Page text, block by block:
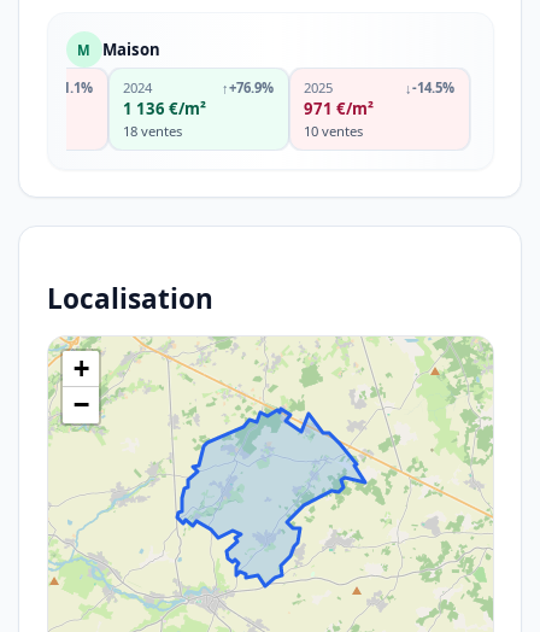
M Maison
-51.1% 2024 ↑+76.9%
1 136 €/m²
18 ventes
2025 ↓-14.5%
971 €/m²
10 ventes
Localisation
+
−